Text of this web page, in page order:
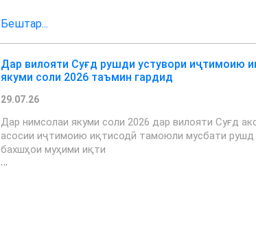
Бештар...
Дар вилояти Суғд рушди устувори иҷтимоию
якуми соли 2026 таъмин гардид
29.07.26
Дар нимсолаи якуми соли 2026 дар вилояти Суғд
асосии иҷтимоию иқтисодӣ тамоюли мусбати
бахшҳои муҳими иқти
…